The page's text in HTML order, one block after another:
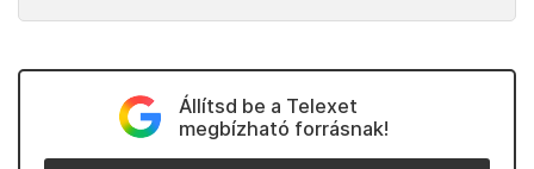
Állítsd be a Telexet
megbízható forrásnak!